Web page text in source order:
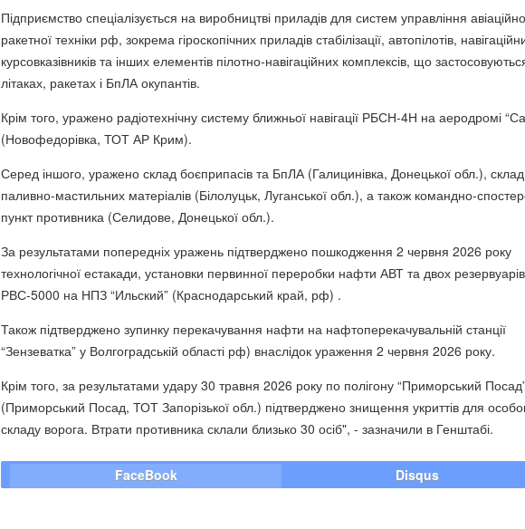
Підприємство спеціалізується на виробництві приладів для систем управління
ракетної техніки рф, зокрема гіроскопічних приладів стабілізації, автопілотів,
курсовказівників та інших елементів пілотно-навігаційних комплексів, що
літаках, ракетах і БпЛА окупантів.
Крім того, уражено радіотехнічну систему ближньої навігації РБСН-4Н на аеродромі
(Новофедорівка, ТОТ АР Крим).
Серед іншого, уражено склад боєприпасів та БпЛА (Галицинівка, Донецької обл.), склад
паливно-мастильних матеріалів (Білолуцьк, Луганської обл.), а також командно-
пункт противника (Селидове, Донецької обл.).
За результатами попередніх уражень підтверджено пошкодження 2 червня 2026 року
технологічної естакади, установки первинної переробки нафти АВТ та двох резервуарів
РВС-5000 на НПЗ “Ильский” (Краснодарський край, рф) .
Також підтверджено зупинку перекачування нафти на нафтоперекачувальній станції
“Зензеватка” у Волгоградській області рф) внаслідок ураження 2 червня 2026 року.
Крім того, за результатами удару 30 травня 2026 року по полігону “Приморський
(Приморський Посад, ТОТ Запорізької обл.) підтверджено знищення укриттів для
складу ворога. Втрати противника склали близько 30 осіб", - зазначили в Генштабі.
FaceBook Disqus